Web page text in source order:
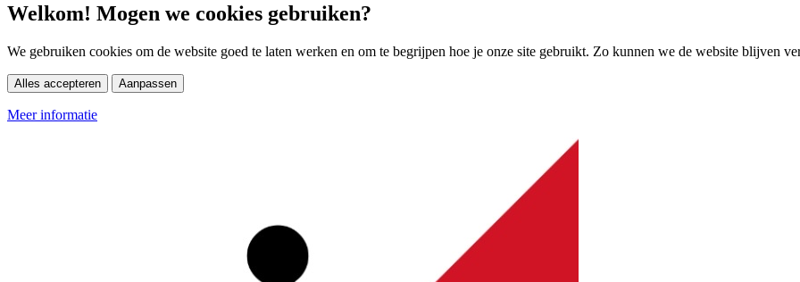
Welkom! Mogen we cookies gebruiken?
We gebruiken cookies om de website goed te laten werken en om te begrijpen hoe je onze site gebruikt. Zo kunnen we de website blijven
Alles accepteren Aanpassen
Meer informatie